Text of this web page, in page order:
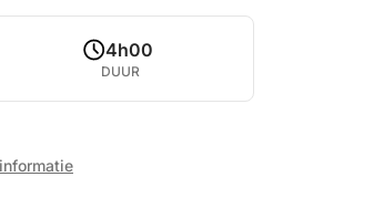
4h00
DUUR